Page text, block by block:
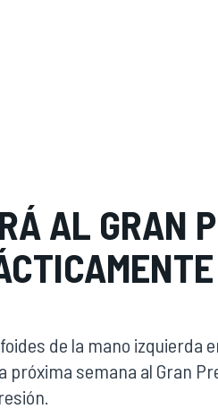
AL GRAN
de la mano izquierda
próxima semana al Gran